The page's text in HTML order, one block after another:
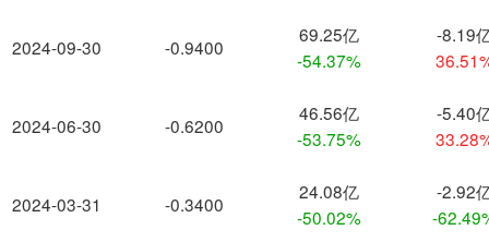
2024-09-30
2024-06-30
2024-03-31
-0.9400
69.25亿
-54.37%
-8.19
-0.6200
46.56亿
-53.75%
-5.40
-0.3400
24.08亿
-50.02%
-2.92
-